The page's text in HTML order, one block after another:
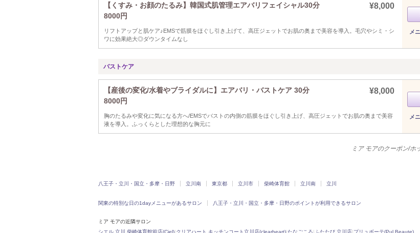
【くすみ・お顔のたるみ】韓国式肌管理エアバリフェイシャル30分
8000円
¥8,000
リフトアップと肌ケア♪EMSで筋膜をほぐし引き上げて、高圧ジェットでお肌の奥まで美容を導入。毛穴やシミ・シ
ワに効果絶大◎ダウンタイムなし
メ
バストケア
【産後の変化/水着やブライダルに】エアバリ・バストケア 30分
8000円
¥8,000
胸のたるみや変化に気になる方へ/EMSでバストの内側の筋膜をほぐし引き上げ、高圧ジェットでお肌の奥まで美容
液を導入。ふっくらとした理想的な胸元に
メ
ミア モアのクーポン/ホ
八王子・立川・国立・多摩・日野 立川南 東京都 立川市 柴崎体育館 立川南 立川
関東の特別な日の1dayメニューがあるサロン 八王子・立川・国立・多摩・日野のポイントが利用できるサロン
ミア モアの近隣サロン
シエル 立川 柴崎体育館前店(Ciel)|クリアハート キッチンコート立川店(clearheart)|たなごころ| ふたたび 立川店|プリュボーテ(Pul Beaute)